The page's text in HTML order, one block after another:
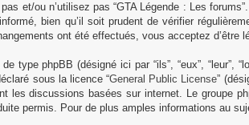
et/ou n’utilisez pas “GTA Légende : Les
bien qu’il soit prudent de vérifier
ont été effectués, vous acceptez
type phpBB (désigné ici par “ils”, “eux”, “leur”,
sous la licence “General Public License”
les discussions basées sur internet. Le groupe
permis. Pour de plus amples informations au